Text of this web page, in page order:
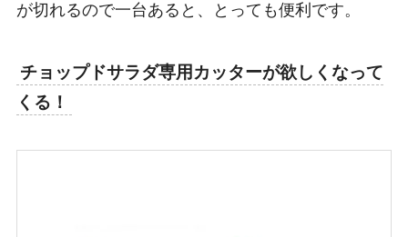
が切れるので一台あると、とっても便利です。
チョップドサラダ専用カッターが欲しくなって
くる！